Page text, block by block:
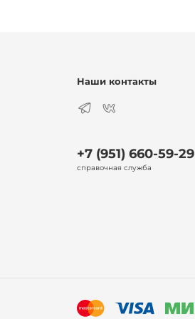
Наши контакты
+7 (951) 660-59-29
справочная служба